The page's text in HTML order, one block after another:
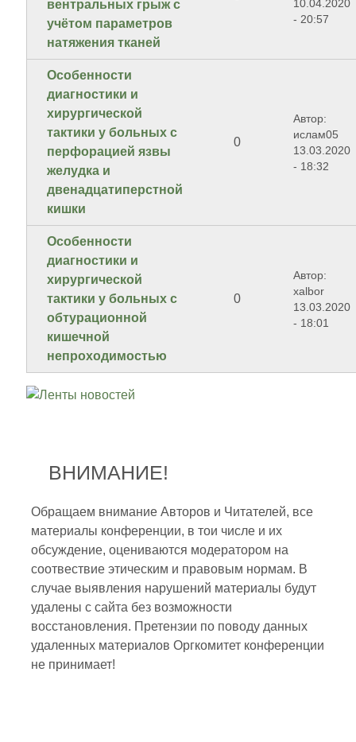
вентральных грыж с
учётом параметров
натяжения тканей
10.04.2020
- 20:57
Особенности
диагностики и
хирургической
тактики у больных с
перфорацией язвы
желудка и
двенадцатиперстной
кишки
0
Автор:
ислам05
13.03.2020
- 18:32
Особенности
диагностики и
хирургической
тактики у больных с
обтурационной
кишечной
непроходимостью
0
Автор:
xalbor
13.03.2020
- 18:01
ВНИМАНИЕ!
Обращаем внимание Авторов и Читателей, все
материалы конференции, в тои числе и их
обсуждение, оцениваются модератором на
соотвествие этическим и правовым нормам. В
случае выявления нарушений материалы будут
удалены с сайта без возможности
восстановления. Претензии по поводу данных
удаленных материалов Оргкомитет конференции
не принимает!